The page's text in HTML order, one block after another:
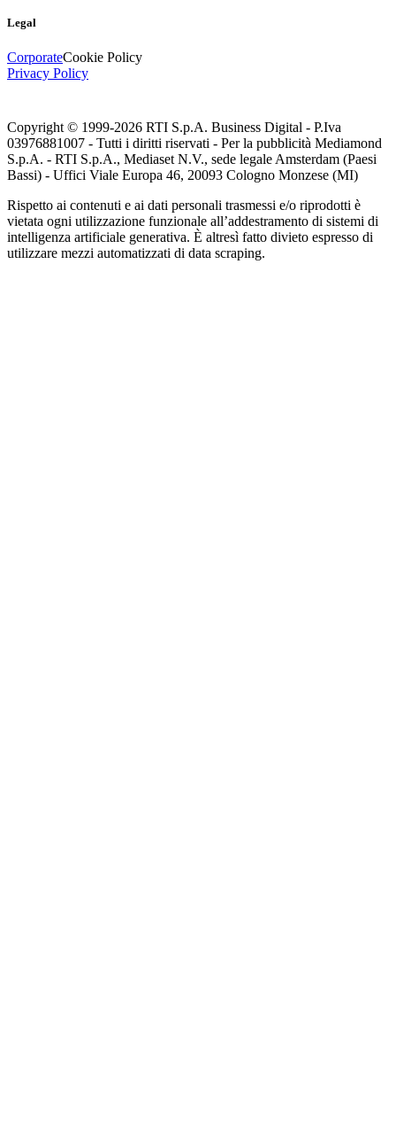
Legal
CorporateCookie Policy
Privacy Policy
Copyright © 1999-2026 RTI S.p.A. Business Digital - P.Iva
03976881007 - Tutti i diritti riservati - Per la pubblicità Mediamond
S.p.A. - RTI S.p.A., Mediaset N.V., sede legale Amsterdam (Paesi
Bassi) - Uffici Viale Europa 46, 20093 Cologno Monzese (MI)
Rispetto ai contenuti e ai dati personali trasmessi e/o riprodotti è
vietata ogni utilizzazione funzionale all’addestramento di sistemi di
intelligenza artificiale generativa. È altresì fatto divieto espresso di
utilizzare mezzi automatizzati di data scraping.